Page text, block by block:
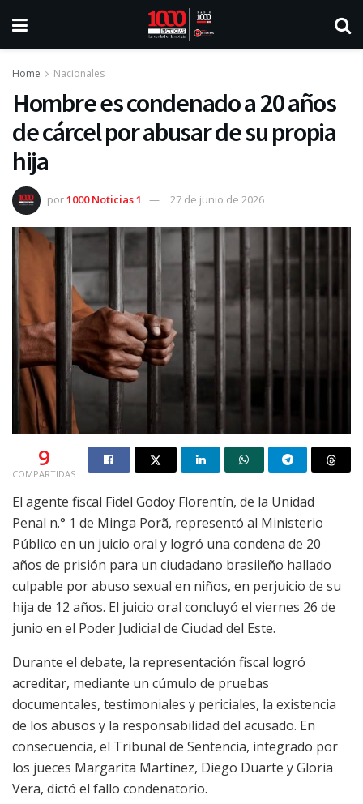
Home Nacionales
Hombre es condenado a 20 años
de cárcel por abusar de su propia
hija
por1000 Noticias 1 27 de junio de 2026
9
COMPARTIDAS
El agente fiscal Fidel Godoy Florentín, de la Unidad
Penal n.° 1 de Minga Porã, representó al Ministerio
Público en un juicio oral y logró una condena de 20
años de prisión para un ciudadano brasileño hallado
culpable por abuso sexual en niños, en perjuicio de su
hija de 12 años. El juicio oral concluyó el viernes 26 de
junio en el Poder Judicial de Ciudad del Este.
Durante el debate, la representación fiscal logró
acreditar, mediante un cúmulo de pruebas
documentales, testimoniales y periciales, la existencia
de los abusos y la responsabilidad del acusado. En
consecuencia, el Tribunal de Sentencia, integrado por
los jueces Margarita Martínez, Diego Duarte y Gloria
Vera, dictó el fallo condenatorio.